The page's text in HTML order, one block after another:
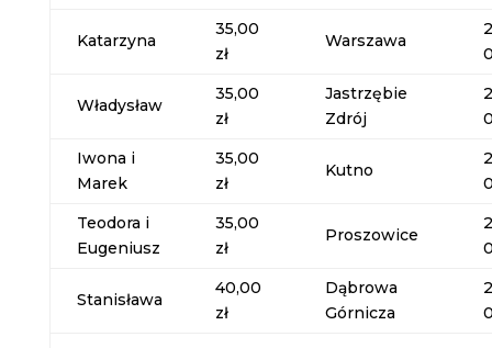
Katarzyna
35,00
zł
Warszawa
Władysław
35,00
zł
Jastrzębie
Zdrój
Iwona i
Marek
35,00
zł
Kutno
Teodora i
Eugeniusz
35,00
zł
Proszowice
Stanisława
40,00
zł
Dąbrowa
Górnicza